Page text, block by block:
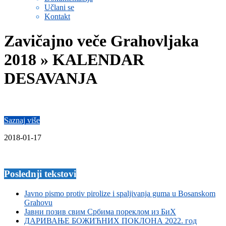
Učlani se
Kontakt
Zavičajno veče Grahovljaka
2018 » KALENDAR
DESAVANJA
Saznaj više
2018-01-17
Poslednji tekstovi
Javno pismo protiv pirolize i spaljivanja guma u Bosanskom
Grahovu
Јавни позив свим Србима пореклом из БиХ
ДАРИВАЊЕ БОЖИЋНИХ ПОКЛОНА 2022. год